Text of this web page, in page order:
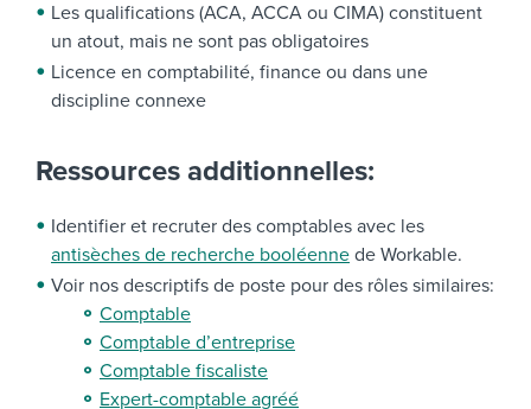
Les qualifications (ACA, ACCA ou CIMA) constituent
un atout, mais ne sont pas obligatoires
Licence en comptabilité, finance ou dans une
discipline connexe
Ressources additionnelles:
Identifier et recruter des comptables avec les
antisèches de recherche booléenne de Workable.
Voir nos descriptifs de poste pour des rôles similaires:
Comptable
Comptable d’entreprise
Comptable fiscaliste
Expert-comptable agréé